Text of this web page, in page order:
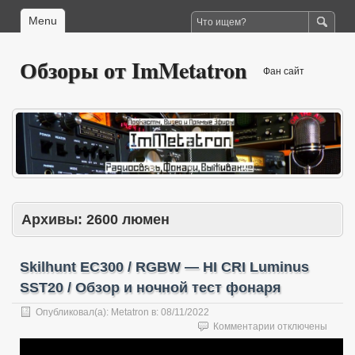
Menu
Обзоры от ImMetatron Фан сайт
Архивы: 2600 люмен
Skilhunt EC300 / RGBW — HI CRI Luminus
SST20 / Обзор и ночной тест фонаря
Опубликовал(а): Metatron в: 08/11/2022
Комментарии к
записи
отключены